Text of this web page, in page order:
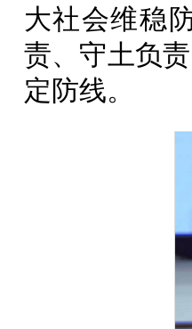
大社会维稳
责、守土负
定防线。